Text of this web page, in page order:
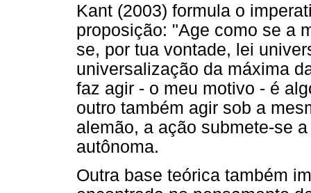
Kant (2003) formula o
proposição: "Age como se a
se, por tua vontade, lei
universalização da máxima
faz agir - o meu motivo - é
outro também agir sob a
alemão, a ação submete-se
autônoma.
Outra base teórica também